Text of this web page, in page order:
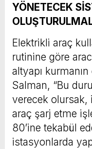
YÖNETECEK
Elektrikli araç
rutinine göre
altyapı
Salman, “Bu
verecek olursak,
araç şarj etme
80’ine tekabül
istasyonlarda